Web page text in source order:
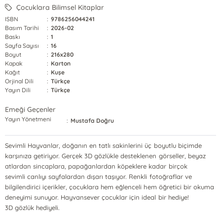
Çocuklara Bilimsel Kitaplar
ISBN : 9786256044241
Basım Tarihi
: 2026-02
Baskı
: 1
Sayfa Sayısı
: 16
Boyut
: 216x280
Kapak
: Karton
Kağıt
: Kuşe
Orjinal Dili
: Türkçe
Yayın Dili
: Türkçe
Emeği Geçenler
Yayın Yönetmeni : Mustafa Doğru
Sevimli Hayvanlar, doğanın en tatlı sakinlerini üç boyutlu biçimde
karşınıza getiriyor. Gerçek 3D gözlükle desteklenen görseller, beyaz
atlardan sincaplara, papağanlardan köpeklere kadar birçok
sevimli canlıyı sayfalardan dışarı taşıyor. Renkli fotoğraflar ve
bilgilendirici içerikler, çocuklara hem eğlenceli hem öğretici bir okuma
deneyimi sunuyor. Hayvansever çocuklar için ideal bir hediye!
3D gözlük hediyeli.